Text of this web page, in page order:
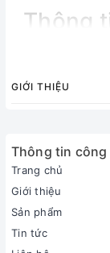
Thông
GIỚI THIỆU
Thông tin
Trang chủ
Giới thiệu
Sản phẩm
Tin tức